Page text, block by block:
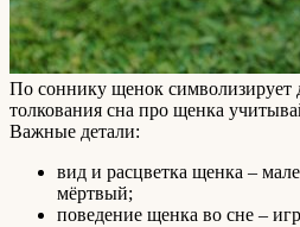
По соннику щенок символизирует
толкования сна про щенка
Важные детали:
вид и расцветка щенка –
мёртвый;
поведение щенка во сне –